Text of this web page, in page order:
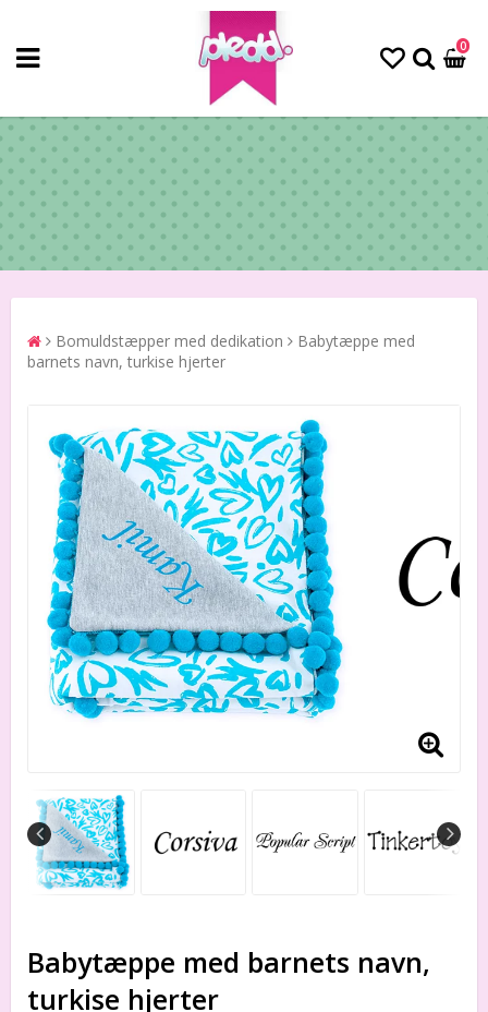
0
Bomuldstæpper med dedikation
Babytæppe med
barnets navn, turkise hjerter
Babytæppe med barnets navn,
turkise hjerter